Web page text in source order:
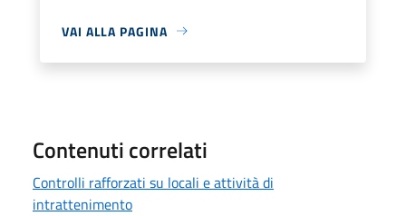
VAI ALLA PAGINA
Contenuti correlati
Controlli rafforzati su locali e attività di
intrattenimento